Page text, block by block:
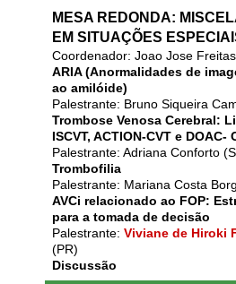
MESA REDONDA:
EM SITUAÇÕES
Coordenador: Joao Jose
ARIA (Anormalidades de
ao amilóide)
Palestrante: Bruno Siqueira
Trombose Venosa Cerebral:
ISCVT, ACTION-CVT e DOAC-
Palestrante: Adriana Conforto
Trombofilia
Palestrante: Mariana Costa
AVCi relacionado ao FOP:
para a tomada de decisão
Palestrante: Viviane de Hiroki
(PR)
Discussão